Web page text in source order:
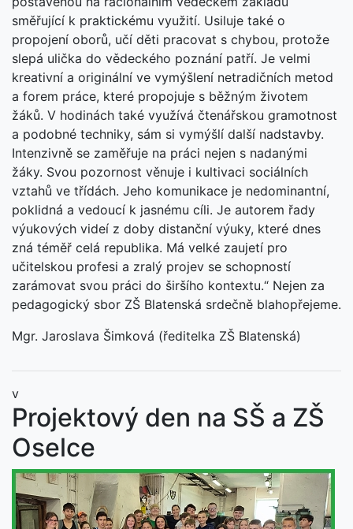
směřující k praktickému využití. Usiluje také o
propojení oborů, učí děti pracovat s chybou, protože
slepá ulička do vědeckého poznání patří. Je velmi
kreativní a originální ve vymýšlení netradičních metod
a forem práce, které propojuje s běžným životem
žáků. V hodinách také využívá čtenářskou gramotnost
a podobné techniky, sám si vymýšlí další nadstavby.
Intenzivně se zaměřuje na práci nejen s nadanými
žáky. Svou pozornost věnuje i kultivaci sociálních
vztahů ve třídách. Jeho komunikace je nedominantní,
poklidná a vedoucí k jasnému cíli. Je autorem řady
výukových videí z doby distanční výuky, které dnes
zná téměř celá republika. Má velké zaujetí pro
učitelskou profesi a zralý projev se schopností
zarámovat svou práci do širšího kontextu.“ Nejen za
pedagogický sbor ZŠ Blatenská srdečně blahopřejeme.
Mgr. Jaroslava Šimková (ředitelka ZŠ Blatenská)
v
Projektový den na SŠ a ZŠ
Oselce